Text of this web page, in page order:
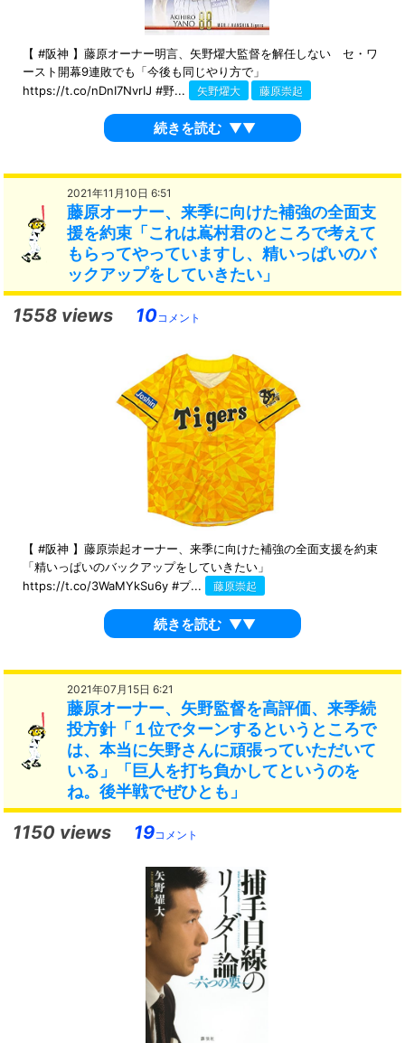
【 #阪神 】藤原オーナー明言、矢野燿大監督を解任しない セ・ワ
ースト開幕9連敗でも「今後も同じやり方で」
https://t.co/nDnI7NvrIJ #野...
矢野燿大 藤原崇起
続きを読む ▼▼
2021年11月10日 6:51
藤原オーナー、来季に向けた補強の全面支
援を約束「これは嶌村君のところで考えて
もらってやっていますし、精いっぱいのバ
ックアップをしていきたい」
1558 views 10コメント
【 #阪神 】藤原崇起オーナー、来季に向けた補強の全面支援を約束
「精いっぱいのバックアップをしていきたい」
https://t.co/3WaMYkSu6y #プ...
藤原崇起
続きを読む ▼▼
2021年07月15日 6:21
藤原オーナー、矢野監督を高評価、来季続
投方針「１位でターンするというところで
は、本当に矢野さんに頑張っていただいて
いる」「巨人を打ち負かしてというのを
ね。後半戦でぜひとも」
1150 views 19コメント